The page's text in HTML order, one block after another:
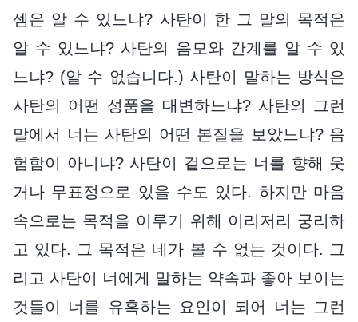
셈은 알 수 있느냐? 사탄이 한 그 말의 목적은
알 수 있느냐? 사탄의 음모와 간계를 알 수 있
느냐? (알 수 없습니다.) 사탄이 말하는 방식은
사탄의 어떤 성품을 대변하느냐? 사탄의 그런
말에서 너는 사탄의 어떤 본질을 보았느냐? 음
험함이 아니냐? 사탄이 겉으로는 너를 향해 웃
거나 무표정으로 있을 수도 있다. 하지만 마음
속으로는 목적을 이루기 위해 이리저리 궁리하
고 있다. 그 목적은 네가 볼 수 없는 것이다. 그
리고 사탄이 너에게 말하는 약속과 좋아 보이는
것들이 너를 유혹하는 요인이 되어 너는 그런